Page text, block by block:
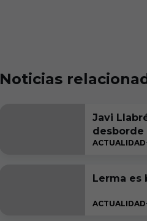
Noticias
Javi
desborde
ataque
ACTUALIDAD
Lerma es
ACTUALIDAD